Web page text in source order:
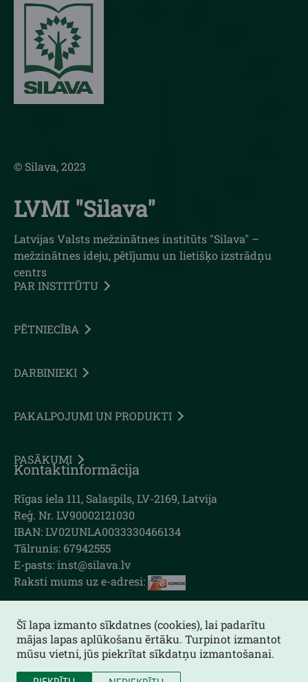
© Silava, 2023
LVMI "Silava"
Latvijas Valsts mežzinātnes institūts "Silava" –
mežzinātnes ideju, pētījumu un lietišķo izstrādņu
centrs
PAR INSTITŪTU
PĒTNIECĪBA
DARBINIEKI
PAKALPOJUMI UN PRODUKTI
PASĀKUMI
Kontaktinformācija
Rīgas iela 111, Salaspils, LV-2169, Latvija
Reģ. Nr. LV90002121030
IBAN: LV02UNLA0033330466134
Tālrunis: 67942555
E-pasts: inst@silava.lv
Raksti mums uz e-adresi:
Lapas karte
Šī lapa izmanto sīkdatnes (cookies), lai padarītu
mājas lapas aplūkošanu ērtāku. Turpinot izmantot
mūsu vietni, jūs piekrītat sīkdatņu izmantošanai.